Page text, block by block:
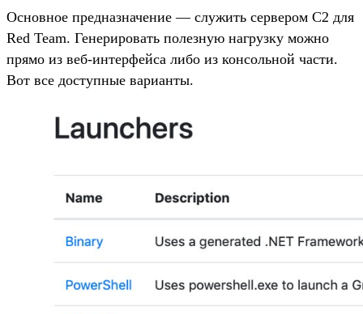
Основное предназначение — служить сервером C2 для
Red Team. Генерировать полезную нагрузку можно
прямо из веб-интерфейса либо из консольной части.
Вот все доступные варианты.